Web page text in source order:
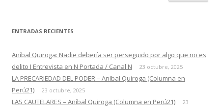
ENTRADAS RECIENTES
Aníbal Quiroga: Nadie debería ser perseguido por algo que no es
delito I Entrevista en N Portada / Canal N
23 octubre, 2025
LA PRECARIEDAD DEL PODER – Aníbal Quiroga (Columna en
Perú21)
23 octubre, 2025
LAS CAUTELARES – Aníbal Quiroga (Columna en Perú21)
23